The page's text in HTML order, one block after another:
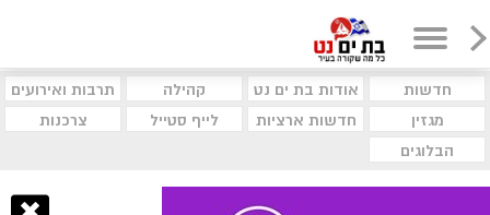
חדשות אודות בת ים נט קהילה
תרבות ואירועים
מגזין
חדשות ארציות לייף סטייל
צרכנות
הבלוגים